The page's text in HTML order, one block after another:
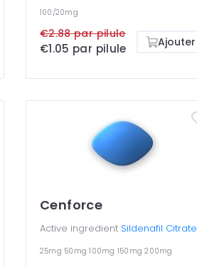
100/20mg
€2.88 par pilule
€1.05 par pilule Ajouter
Cenforce
Active ingredient Sildenafil Citrate
25mg 50mg100mg 150mg200mg